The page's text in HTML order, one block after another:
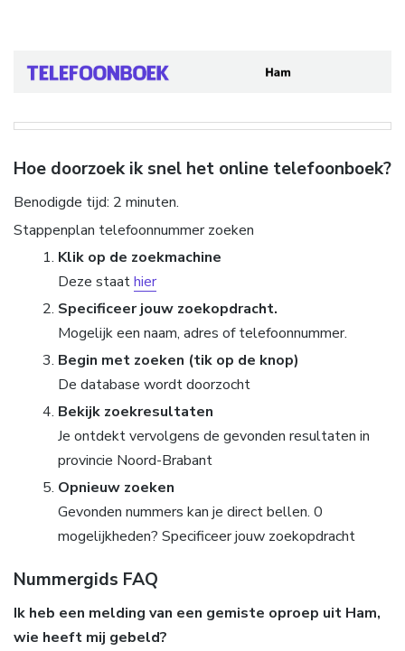
Hoe doorzoek ik snel het online telefoonboek?
Benodigde tijd: 2 minuten.
Stappenplan telefoonnummer zoeken
Klik op de zoekmachine
Deze staathier
Specificeer jouw zoekopdracht.
Mogelijk een naam, adres of telefoonnummer.
Begin met zoeken (tik op de knop)
De database wordt doorzocht
Bekijk zoekresultaten
Je ontdekt vervolgens de gevonden resultaten in
provincie Noord-Brabant
Opnieuw zoeken
Gevonden nummers kan je direct bellen. 0
mogelijkheden? Specificeer jouw zoekopdracht
Nummergids FAQ
Ik heb een melding van een gemiste oproep uit Ham,
wie heeft mij gebeld?